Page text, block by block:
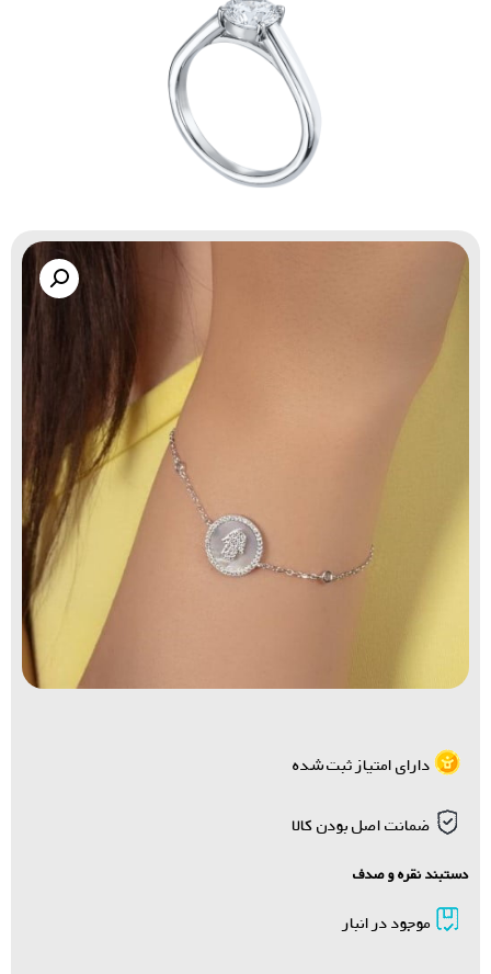
گالری زاب سیلور
دارای امتیاز ثبت شده
ضمانت اصل بودن کالا
دستبند نقره و صدف
موجود در انبار